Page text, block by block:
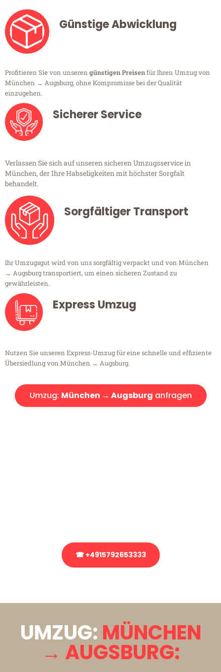
Günstige Abwicklung
Profitieren Sie von unseren günstigen Preisenfür Ihren Umzug von
München → Augsburg, ohne Kompromisse bei der Qualität
einzugehen.
Sicherer Service
Verlassen Sie sich auf unseren sicheren Umzugsservice in
München, der Ihre Habseligkeiten mit höchster Sorgfalt
behandelt.
Sorgfältiger Transport
Ihr Umzugsgut wird von uns sorgfältig verpackt und von München
→ Augsburg transportiert, um einen sicheren Zustand zu
gewährleisten.
Express Umzug
Nutzen Sie unseren Express-Umzug für eine schnelle und effiziente
Übersiedlung von München → Augsburg.
Umzug: München → Augsburg anfragen
☎ +4915792653333
UMZUG: MÜNCHEN
→ AUGSBURG: